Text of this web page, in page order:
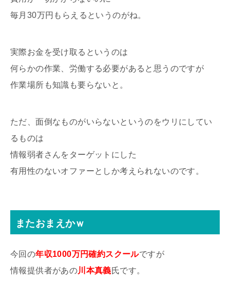
毎月30万円もらえるというのがね。
実際お金を受け取るというのは
何らかの作業、労働する必要があると思うのですが
作業場所も知識も要らないと。
ただ、面倒なものがいらないというのをウリにしてい
るものは
情報弱者さんをターゲットにした
有用性のないオファーとしか考えられないのです。
またおまえかｗ
今回の年収1000万円確約スクールですが
情報提供者があの川本真義氏です。